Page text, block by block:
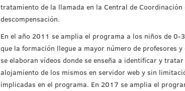
tratamiento de la llamada en la Central de
descompensación.
En el año 2011 se amplia el programa a los niños de 0-
que la formación llegue a mayor número de profesores
se elaboran vídeos donde se enseña a identificar y
alojamiento de los mismos en servidor web y sin
implicadas en el programa. En 2017 se amplia el